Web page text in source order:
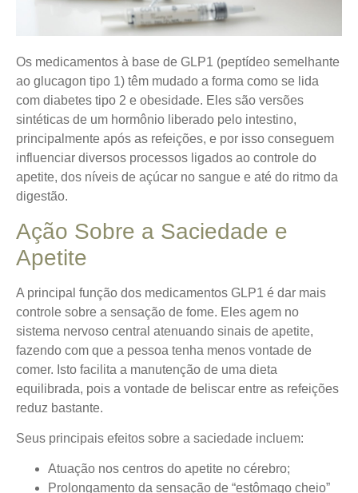
Os medicamentos à base de GLP1 (peptídeo semelhante
ao glucagon tipo 1) têm mudado a forma como se lida
com diabetes tipo 2 e obesidade. Eles são versões
sintéticas de um hormônio liberado pelo intestino,
principalmente após as refeições, e por isso conseguem
influenciar diversos processos ligados ao controle do
apetite, dos níveis de açúcar no sangue e até do ritmo da
digestão.
Ação Sobre a Saciedade e
Apetite
A principal função dos medicamentos GLP1 é dar mais
controle sobre a sensação de fome. Eles agem no
sistema nervoso central atenuando sinais de apetite,
fazendo com que a pessoa tenha menos vontade de
comer. Isto facilita a manutenção de uma dieta
equilibrada, pois a vontade de beliscar entre as refeições
reduz bastante.
Seus principais efeitos sobre a saciedade incluem:
Atuação nos centros do apetite no cérebro;
Prolongamento da sensação de “estômago cheio”